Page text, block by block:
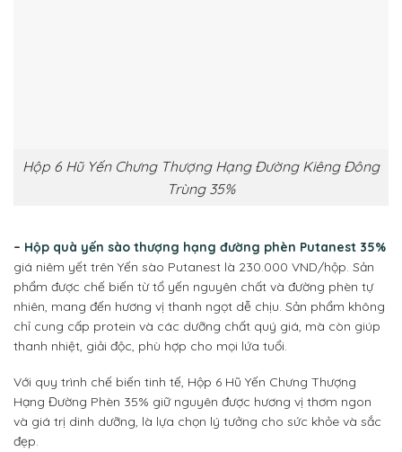
Hộp 6 Hũ Yến Chưng Thượng Hạng Đường Kiêng Đông
Trùng 35%
– Hộp quà yến sào thượng hạng đường phèn Putanest 35%
giá niêm yết trên Yến sào Putanest là 230.000 VND/hộp. Sản
phẩm được chế biến từ tổ yến nguyên chất và đường phèn tự
nhiên, mang đến hương vị thanh ngọt dễ chịu. Sản phẩm không
chỉ cung cấp protein và các dưỡng chất quý giá, mà còn giúp
thanh nhiệt, giải độc, phù hợp cho mọi lứa tuổi.
Với quy trình chế biến tinh tế, Hộp 6 Hũ Yến Chưng Thượng
Hạng Đường Phèn 35% giữ nguyên được hương vị thơm ngon
và giá trị dinh dưỡng, là lựa chọn lý tưởng cho sức khỏe và sắc
đẹp.